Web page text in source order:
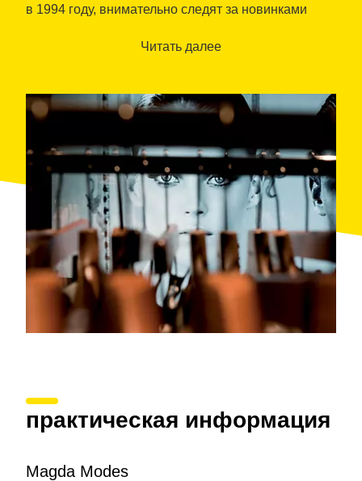
в 1994 году, внимательно следят за новинками
Читать далее
практическая информация
Magda Modes